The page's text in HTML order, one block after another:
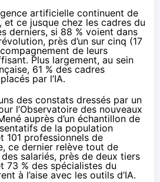
artificielle continuent de
et ce jusque chez les cadres du
derniers, si 88 % voient dans
près d’un sur cinq (17
de leurs
Plus largement, au sein
61 % des cadres
par l’IA.
des constats dressés par un
l’Observatoire des nouveaux
auprès d’un échantillon de
de la population
101 professionnels de
ce dernier relève tout de
salariés, près de deux tiers
73 % des spécialistes du
à l’aise avec les outils d’IA.